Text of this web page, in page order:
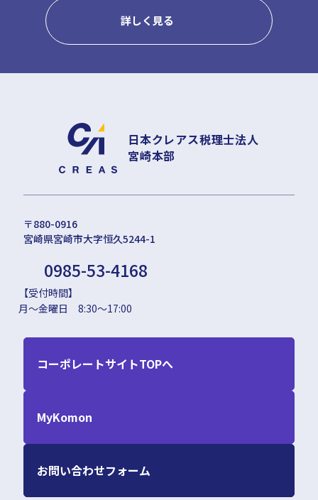
企業情報
企業理念
グループ企業一覧
詳しく見る
日本クレアス税理士法人
宮崎本部
〒880-0916
宮崎県宮崎市大字恒久5244-1
0985-53-4168
【受付時間】
月～金曜日 8:30～17:00
コーポレートサイトTOPへ
MyKomon
お問い合わせフォーム